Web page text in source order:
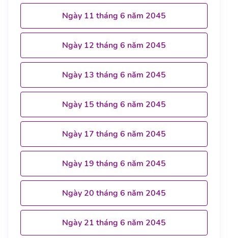
Ngày 11 tháng 6 năm 2045
Ngày 12 tháng 6 năm 2045
Ngày 13 tháng 6 năm 2045
Ngày 15 tháng 6 năm 2045
Ngày 17 tháng 6 năm 2045
Ngày 19 tháng 6 năm 2045
Ngày 20 tháng 6 năm 2045
Ngày 21 tháng 6 năm 2045